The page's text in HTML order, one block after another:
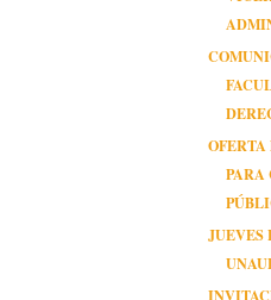
PARA